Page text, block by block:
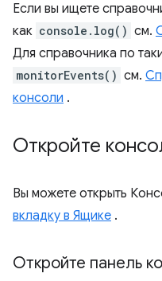
Если вы ищете
как console.log() см.
Для справочника по
monitorEvents() см.
консоли .
Откройте
Вы можете открыть
вкладку в Ящике .
Откройте панель